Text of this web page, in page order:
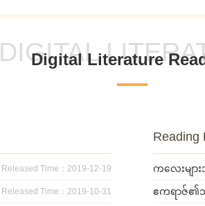
DIGITAL
Digital Literature
Released Time：2019-12-19
Released Time：2019-10-31
Reading
ကလေးမျာ
ဧကရာဇ်၏